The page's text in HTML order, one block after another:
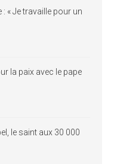
« Je travaille pour un
la paix avec le pape
le saint aux 30 000